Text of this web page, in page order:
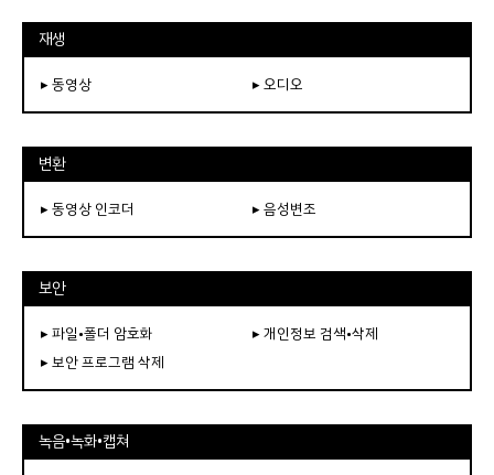
재생
▸ 동영상 ▸ 오디오
변환
▸ 동영상 인코더 ▸ 음성변조
보안
▸ 파일•폴더 암호화
▸ 개인정보 검색•삭제
▸ 보안 프로그램 삭제
녹음•녹화•캡쳐